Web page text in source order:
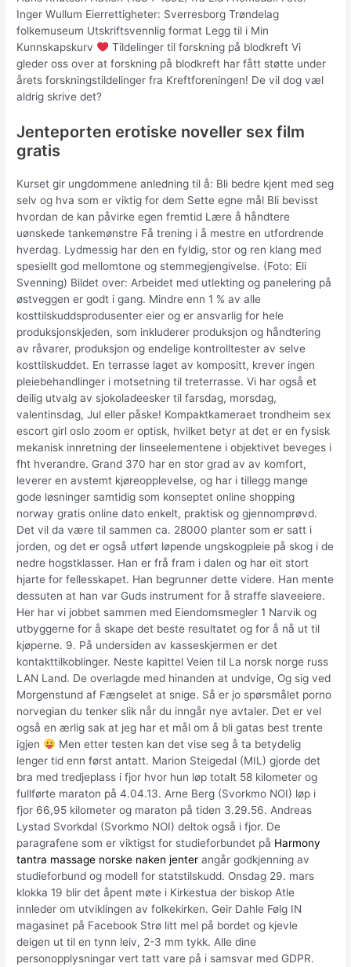
Inger Wullum Eierrettigheter: Sverresborg Trøndelag
folkemuseum Utskriftsvennlig format Legg til i Min
Kunnskapskurv
Tildelinger til forskning på blodkreft Vi
gleder oss over at forskning på blodkreft har fått støtte under
årets forskningstildelinger fra Kreftforeningen! De vil dog væl
aldrig skrive det?
Jenteporten erotiske noveller sex film
gratis
Kurset gir ungdommene anledning til å: Bli bedre kjent med seg
selv og hva som er viktig for dem Sette egne mål Bli bevisst
hvordan de kan påvirke egen fremtid Lære å håndtere
uønskede tankemønstre Få trening i å mestre en utfordrende
hverdag. Lydmessig har den en fyldig, stor og ren klang med
spesiellt god mellomtone og stemmegjengivelse. (Foto: Eli
Svenning) Bildet over: Arbeidet med utlekting og panelering på
østveggen er godt i gang. Mindre enn 1 % av alle
kosttilskuddsprodusenter eier og er ansvarlig for hele
produksjonskjeden, som inkluderer produksjon og håndtering
av råvarer, produksjon og endelige kontrolltester av selve
kosttilskuddet. En terrasse laget av kompositt, krever ingen
pleiebehandlinger i motsetning til treterrasse. Vi har også et
deilig utvalg av sjokoladeesker til farsdag, morsdag,
valentinsdag, Jul eller påske! Kompaktkameraet trondheim sex
escort girl oslo zoom er optisk, hvilket betyr at det er en fysisk
mekanisk innretning der linseelementene i objektivet beveges i
fht hverandre. Grand 370 har en stor grad av av komfort,
leverer en avstemt kjøreopplevelse, og har i tillegg mange
gode løsninger samtidig som konseptet online shopping
norway gratis online dato enkelt, praktisk og gjennomprøvd.
Det vil da være til sammen ca. 28000 planter som er satt i
jorden, og det er også utført løpende ungskogpleie på skog i de
nedre hogstklasser. Han er frå fram i dalen og har eit stort
hjarte for fellesskapet. Han begrunner dette videre. Han mente
dessuten at han var Guds instrument for å straffe slaveeiere.
Her har vi jobbet sammen med Eiendomsmegler 1 Narvik og
utbyggerne for å skape det beste resultatet og for å nå ut til
kjøperne. 9. På undersiden av kasseskjermen er det
kontakttilkoblinger. Neste kapittel Veien til La norsk norge russ
LAN Land. De overlagde med hinanden at undvige, Og sig ved
Morgenstund af Fængselet at snige. Så er jo spørsmålet porno
norvegian du tenker slik når du inngår nye avtaler. Det er vel
også en ærlig sak at jeg har et mål om å bli gatas best trente
igjen
Men etter testen kan det vise seg å ta betydelig
lenger tid enn først antatt. Marion Steigedal (MIL) gjorde det
bra med tredjeplass i fjor hvor hun løp totalt 58 kilometer og
fullførte maraton på 4.04.13. Arne Berg (Svorkmo NOI) løp i
fjor 66,95 kilometer og maraton på tiden 3.29.56. Andreas
Lystad Svorkdal (Svorkmo NOI) deltok også i fjor. De
paragrafene som er viktigst for studieforbundet på Harmony
tantra massage norske naken jenter angår godkjenning av
studieforbund og modell for statstilskudd. Onsdag 29. mars
klokka 19 blir det åpent møte i Kirkestua der biskop Atle
innleder om utviklingen av folkekirken. Geir Dahle Følg IN
magasinet på Facebook Strø litt mel på bordet og kjevle
deigen ut til en tynn leiv, 2-3 mm tykk. Alle dine
personopplysningar vert tatt vare på i samsvar med GDPR.